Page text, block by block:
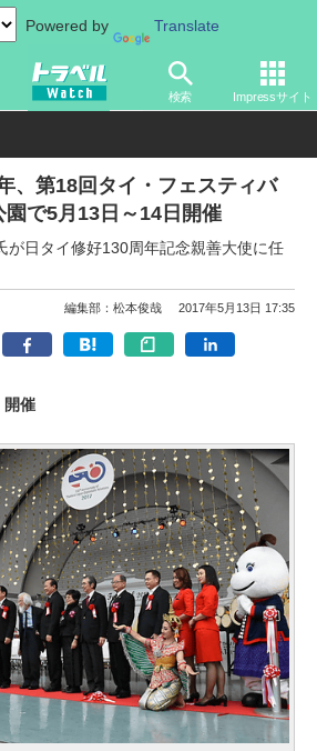
Powered by Translate
検索 Impressサイト
国内旅行 東京
、第18回タイ・フェスティバ
で5月13日～14日開催
が日タイ修好130周年記念親善大使に任
編集部：松本俊哉 2017年5月13日 17:35
開催